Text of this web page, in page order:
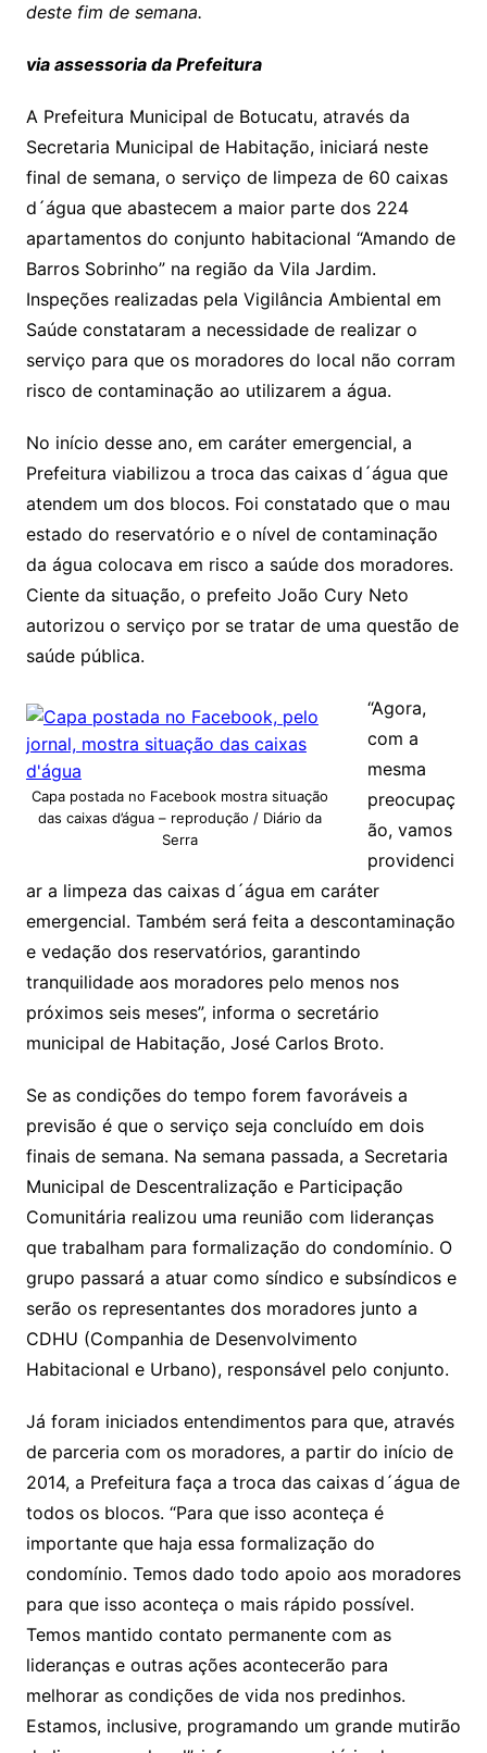
deste fim de semana.
via assessoria da Prefeitura
A Prefeitura Municipal de Botucatu, através da
Secretaria Municipal de Habitação, iniciará neste
final de semana, o serviço de limpeza de 60 caixas
d´água que abastecem a maior parte dos 224
apartamentos do conjunto habitacional “Amando de
Barros Sobrinho” na região da Vila Jardim.
Inspeções realizadas pela Vigilância Ambiental em
Saúde constataram a necessidade de realizar o
serviço para que os moradores do local não corram
risco de contaminação ao utilizarem a água.
No início desse ano, em caráter emergencial, a
Prefeitura viabilizou a troca das caixas d´água que
atendem um dos blocos. Foi constatado que o mau
estado do reservatório e o nível de contaminação
da água colocava em risco a saúde dos moradores.
Ciente da situação, o prefeito João Cury Neto
autorizou o serviço por se tratar de uma questão de
saúde pública.
Capa postada no Facebook mostra situação
das caixas d’água – reprodução / Diário da
Serra
“Agora,
com a
mesma
preocupaç
ão, vamos
providenci
ar a limpeza das caixas d´água em caráter
emergencial. Também será feita a descontaminação
e vedação dos reservatórios, garantindo
tranquilidade aos moradores pelo menos nos
próximos seis meses”, informa o secretário
municipal de Habitação, José Carlos Broto.
Se as condições do tempo forem favoráveis a
previsão é que o serviço seja concluído em dois
finais de semana. Na semana passada, a Secretaria
Municipal de Descentralização e Participação
Comunitária realizou uma reunião com lideranças
que trabalham para formalização do condomínio. O
grupo passará a atuar como síndico e subsíndicos e
serão os representantes dos moradores junto a
CDHU (Companhia de Desenvolvimento
Habitacional e Urbano), responsável pelo conjunto.
Já foram iniciados entendimentos para que, através
de parceria com os moradores, a partir do início de
2014, a Prefeitura faça a troca das caixas d´água de
todos os blocos. “Para que isso aconteça é
importante que haja essa formalização do
condomínio. Temos dado todo apoio aos moradores
para que isso aconteça o mais rápido possível.
Temos mantido contato permanente com as
lideranças e outras ações acontecerão para
melhorar as condições de vida nos predinhos.
Estamos, inclusive, programando um grande mutirão